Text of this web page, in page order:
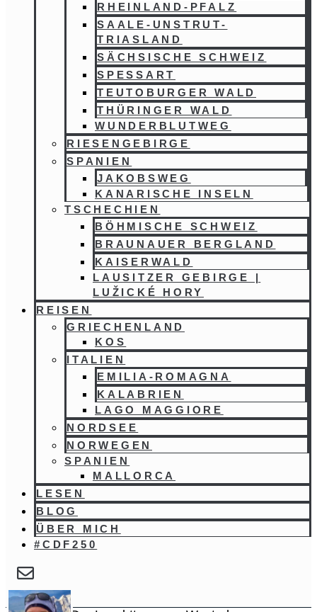
RHEINLAND-PFALZ
SAALE-UNSTRUT-
TRIASLAND
SÄCHSISCHE SCHWEIZ
SPESSART
TEUTOBURGER WALD
THÜRINGER WALD
WUNDERBLUTWEG
RIESENGEBIRGE
SPANIEN
JAKOBSWEG
KANARISCHE INSELN
TSCHECHIEN
BÖHMISCHE SCHWEIZ
BRAUNAUER BERGLAND
KAISERWALD
LAUSITZER GEBIRGE |
LUŽICKÉ HORY
REISEN
GRIECHENLAND
KOS
ITALIEN
EMILIA-ROMAGNA
KALABRIEN
LAGO MAGGIORE
NORDSEE
NORWEGEN
SPANIEN
MALLORCA
LESEN
BLOG
ÜBER MICH
#CDF250